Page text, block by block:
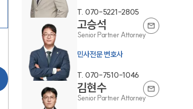
그룹소개
그룹소개
T. 070-5221-2805
고승석
Senior Partner Attorney
민사전문 변호사
T. 070-7510-1046
김현수
Senior Partner Attorney